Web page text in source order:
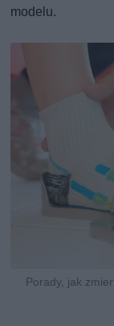
modelu.
Porady, jak